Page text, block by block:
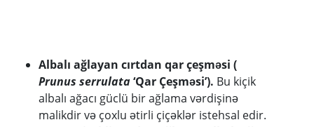
Albalı ağlayan cırtdan qar çeşməsi (
Prunus serrulata‘Qar Çeşməsi’). Bu kiçik
albalı ağacı güclü bir ağlama vərdişinə
malikdir və çoxlu ətirli çiçəklər istehsal edir.